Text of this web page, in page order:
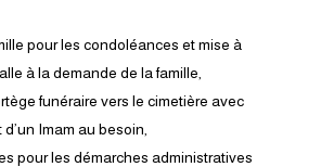
pour les condoléances et mise à
à la demande de la famille,
funéraire vers le cimetière avec
Imam au besoin,
pour les démarches administratives